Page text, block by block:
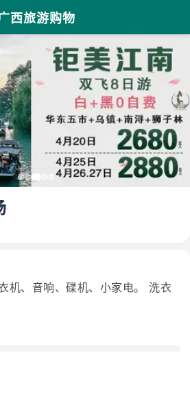
西旅游购物
机、音响、碟机、小家电。 洗衣